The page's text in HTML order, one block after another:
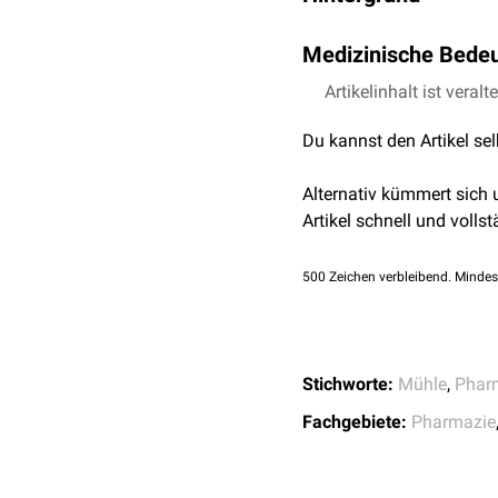
Flüssigkeit verdampft.
adiabatisch
zerkleinernde Effekt bei
Medizinische
Das Phänomen der
Effekte im Gewebe
Artikelinhalt ist
Du kannst den Artikel
Alternativ kümmert sich
Artikel schnell und
500 Zeichen verbleibend.
Stichworte: Mühle,
Fachgebiete: Pharmazie,